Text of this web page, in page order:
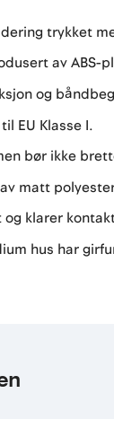
trykket
av ABS-
og
EU Klasse I.
bør ikke
matt
klarer
hus har